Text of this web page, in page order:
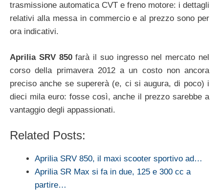
trasmissione automatica CVT e freno motore: i dettagli
relativi alla messa in commercio e al prezzo sono per
ora indicativi.
Aprilia SRV 850farà il suo ingresso nel mercato nel
corso della primavera 2012 a un costo non ancora
preciso anche se supererà (e, ci si augura, di poco) i
dieci mila euro: fosse così, anche il prezzo sarebbe a
vantaggio degli appassionati.
Related Posts:
Aprilia SRV 850, il maxi scooter sportivo ad…
Aprilia SR Max si fa in due, 125 e 300 cc a
partire…